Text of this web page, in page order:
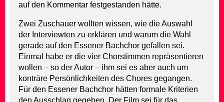
auf den Kommentar festgestanden hätte.
Zwei Zuschauer wollten wissen, wie die Auswahl
der Interviewten zu erklären und warum die Wahl
gerade auf den Essener Bachchor gefallen sei.
Einmal habe er die vier Chorstimmen repräsentieren
wollen – so der Autor – ihm sei es aber auch um
konträre Persönlichkeiten des Chores gegangen.
Für den Essener Bachchor hätten formale Kriterien